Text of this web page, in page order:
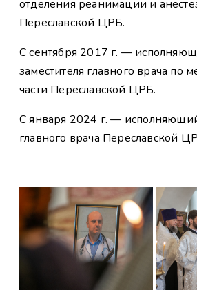
отделения реанимации и
Переславской ЦРБ.
С сентября 2017 г. —
заместителя главного врача по
части Переславской ЦРБ.
С января 2024 г. —
главного врача Переславской